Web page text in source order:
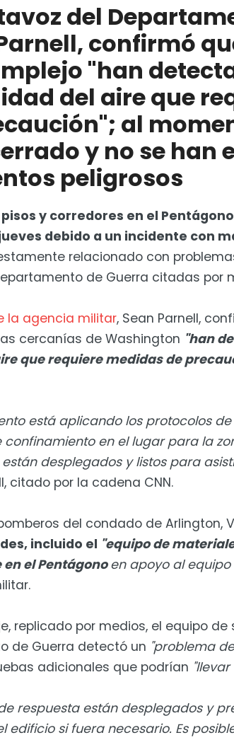
al momento, el edificio está cerrado
peligrosos
con visa de turista no podrán crear
del
confirmó
"han
del aire que
al
y no se han
peligrosos
y corredores en el
debido a un incidente con
relacionado con
de Guerra citadas por
la agencia militar, Sean Parnell,
cercanías de Washington "han
que requiere medidas de
está aplicando los protocolos
confinamiento en el lugar para la
desplegados y listos para
citado por la cadena CNN.
del condado de Arlington,
incluido el "equipo de
el Pentágonoen apoyo al
replicado por medios, el equipo
de Guerra detectó un "problema
adicionales que podrían
respuesta están desplegados y
edificio si fuera necesario. Es